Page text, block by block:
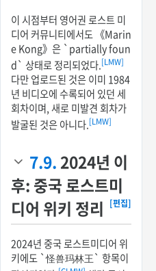
이 시점부터 영어권 로스트 미
디어 커뮤니티에서도 《Marin
e Kong》은 `partially foun
d` 상태로 정리되었다.[LMW]
다만 업로드된 것은 이미 1984
년 비디오에 수록되어 있던 세
회차이며, 새로 미발견 회차가
발굴된 것은 아니다.[LMW]
7.9. 2024년 이
후: 중국 로스트미
디어 위키 정리
[편집]
2024년 중국 로스트미디어 위
키에도 `怪兽玛林王` 항목이